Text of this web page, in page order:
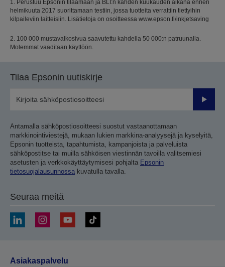
1. Perustuu Epsonin tilaamaan ja BLI:n kahden kuukauden aikana ennen
helmikuuta 2017 suorittamaan testiin, jossa tuotteita verrattiin tiettyihin
kilpaileviin laitteisiin. Lisätietoja on osoitteessa www.epson.fi/inkjetsaving
2. 100 000 mustavalkosivua saavutettu kahdella 50 000:n patruunalla.
Molemmat vaaditaan käyttöön.
Tilaa Epsonin uutiskirje
Lähetä
Antamalla sähköpostiosoitteesi suostut vastaanottamaan
markkinointiviestejä, mukaan lukien markkina-analyysejä ja kyselyitä,
Epsonin tuotteista, tapahtumista, kampanjoista ja palveluista
sähköpostitse tai muilla sähköisen viestinnän tavoilla valitsemiesi
asetusten ja verkkokäyttäytymisesi pohjalta Epsonin
tietosuojalausunnossa kuvatulla tavalla.
Seuraa meitä
Asiakaspalvelu